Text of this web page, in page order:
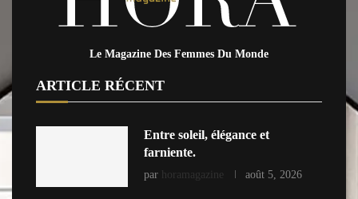
Le Magazine Des Femmes Du Monde
ARTICLE RÉCENT
Entre soleil, élégance et
farniente.
par horamagazine août 5, 2026